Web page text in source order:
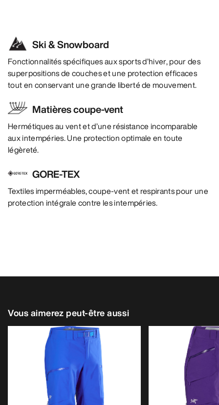
Ski & Snowboard
Fonctionnalités spécifiques aux sports d’hiver, pour des
superpositions de couches et une protection efficaces
tout en conservant une grande liberté de mouvement.
Matières coupe-vent
Hermétiques au vent et d’une résistance incomparable
aux intempéries. Une protection optimale en toute
légèreté.
GORE-TEX
Textiles imperméables, coupe-vent et respirants pour une
protection intégrale contre les intempéries.
Vous aimerez peut-être aussi